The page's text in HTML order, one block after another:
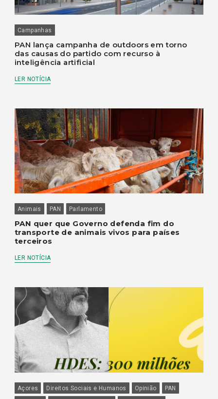
Campanhas
PAN lança campanha de outdoors em torno
das causas do partido com recurso à
inteligência artificial
LER NOTÍCIA
Animais PAN Parlamento
PAN quer que Governo defenda fim do
transporte de animais vivos para países
terceiros
LER NOTÍCIA
Açores Direitos Sociais e Humanos Opinião
PAN